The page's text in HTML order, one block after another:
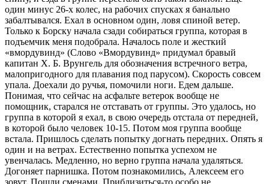
один минус 26-х колес, на рабочих спусках я банально
забалтывался. Ехал в основном один, ловя спиной ветер.
Только к Борску начала сзади собираться группа, которая в
подъемчик меня подобрала. Началось поле и жесткий
«вмордувинд» (Слово «Вмордувинд» придумал бравый
капитан Х. Б. Врунгель для обозначения встречного ветра,
малопригодного для плавания под парусом). Скорость совсем
упала. Доехали до ручья, помочили ноги. Едем дальше.
Понимая, что сейчас на асфальте ветерок вообще не
помощник, старался не отставать от группы. Это удалось, но
группа в которой я ехал, в свою очередь отстала от передней,
в которой было человек 10-15. Потом моя группа вообще
встала. Пришлось сделать попытку догнать передних. Опять я
один и на ветрах. Естественно попытка успехом не
увенчалась. Медленно, но верно группа начала удаляться.
Догоняет парнишка. Потом познакомились, Алексеем его
зовут. Пошли сменами. Приблизиться-то особо не